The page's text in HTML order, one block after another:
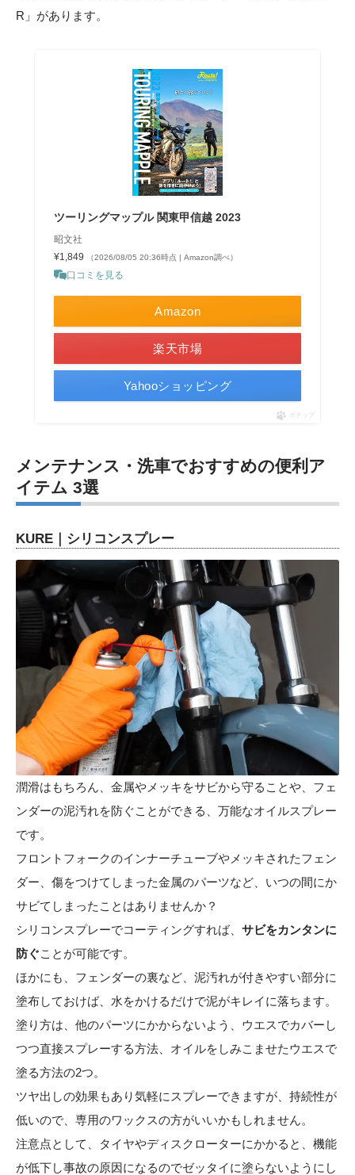
R」があります。
ツーリングマップル 関東甲信越 2023
昭文社
¥1,849
（2026/08/05 20:36時点 | Amazon調べ）
口コミを見る
Amazon
楽天市場
Yahooショッピング
ポチップ
メンテナンス・洗車でおすすめの便利ア
イテム 3選
KURE｜シリコンスプレー
潤滑はもちろん、金属やメッキをサビから守ることや、フェ
ンダーの泥汚れを防ぐことができる、万能なオイルスプレー
です。
フロントフォークのインナーチューブやメッキされたフェン
ダー、傷をつけてしまった金属のパーツなど、いつの間にか
サビてしまったことはありませんか？
シリコンスプレーでコーティングすれば、 サビをカンタンに
防ぐことが可能です。
ほかにも、フェンダーの裏など、泥汚れが付きやすい部分に
塗布しておけば、水をかけるだけで泥がキレイに落ちます。
塗り方は、他のパーツにかからないよう、ウエスでカバーし
つつ直接スプレーする方法、オイルをしみこませたウエスで
塗る方法の2つ。
ツヤ出しの効果もあり気軽にスプレーできますが、持続性が
低いので、専用のワックスの方がいいかもしれません。
注意点として、タイヤやディスクローターにかかると、機能
が低下し事故の原因になるのでゼッタイに塗らないようにし